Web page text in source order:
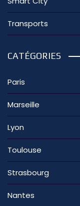
Transports
CATÉGORIES
Paris
Marseille
Lyon
Toulouse
Strasbourg
Nantes